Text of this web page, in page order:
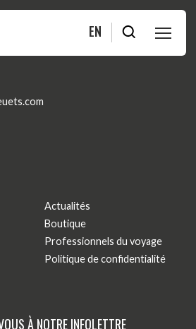
EN
Actualités
Boutique
Professionnels du voyage
Politique de confidentialité
À NOTRE INFOLETTRE